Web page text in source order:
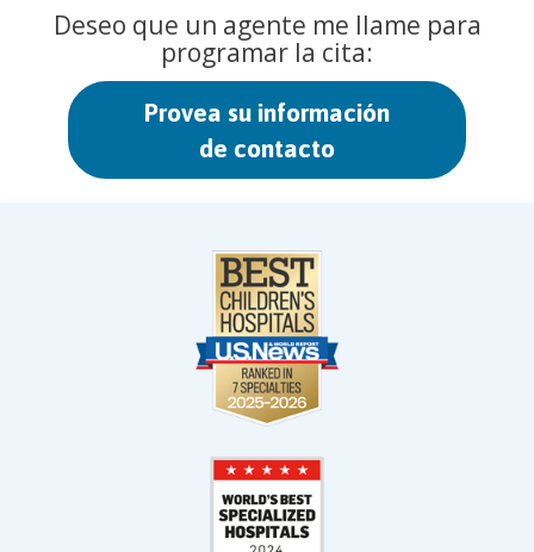
Deseo que un agente me llame para
programar la cita:
Provea su información
de contacto